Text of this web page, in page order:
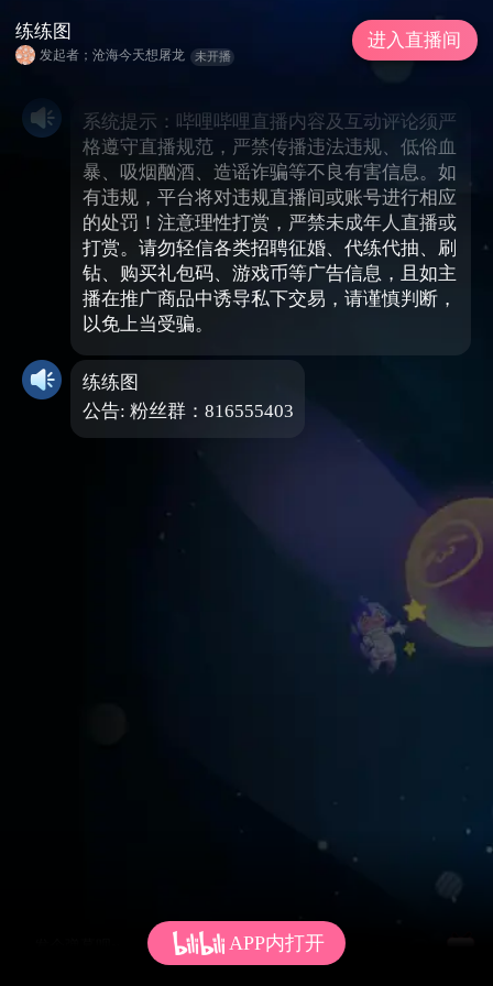
系统提示：哔哩哔哩直播内容及互动评论须严
格遵守直播规范，严禁传播违法违规、低俗血
暴、吸烟酗酒、造谣诈骗等不良有害信息。如
有违规，平台将对违规直播间或账号进行相应
的处罚！注意理性打赏，严禁未成年人直播或
打赏。请勿轻信各类招聘征婚、代练代抽、刷
钻、购买礼包码、游戏币等广告信息，且如主
播在推广商品中诱导私下交易，请谨慎判断，
以免上当受骗。
练练图
公告: 粉丝群：816555403
练练图
发起者；沧海今天想屠龙 未开播
进入直播间
APP内打开